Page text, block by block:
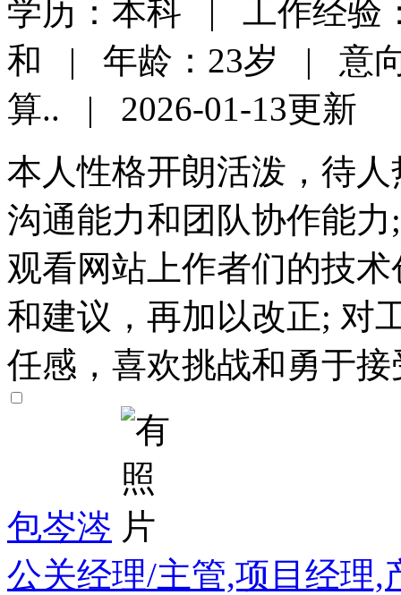
学历：本科 | 工作经验
和 | 年龄：23岁 | 意向
算.. | 2026-01-13更新
本人性格开朗活泼，待
沟通能力和团队协作能
观看网站上作者们的技
和建议，再加以改正; 对
任感，喜欢挑战和勇于
包岑涔
公关经理/主管,项目经理,